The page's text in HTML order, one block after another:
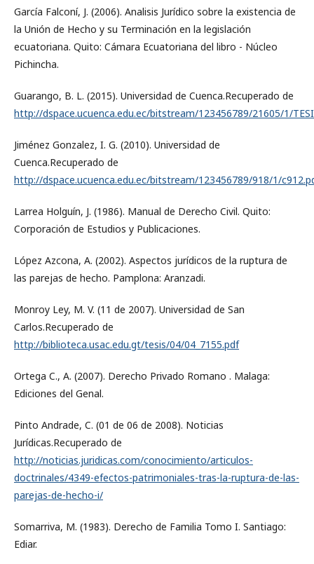
García Falconí, J. (2006). Analisis Jurídico sobre la existencia de
la Unión de Hecho y su Terminación en la legislación
ecuatoriana. Quito: Cámara Ecuatoriana del libro - Núcleo
Pichincha.
Guarango, B. L. (2015). Universidad de Cuenca.Recuperado de
http://dspace.ucuenca.edu.ec/bitstream/123456789/21605/1/
Jiménez Gonzalez, I. G. (2010). Universidad de
Cuenca.Recuperado de
http://dspace.ucuenca.edu.ec/bitstream/123456789/918/1/
Larrea Holguín, J. (1986). Manual de Derecho Civil. Quito:
Corporación de Estudios y Publicaciones.
López Azcona, A. (2002). Aspectos jurídicos de la ruptura de
las parejas de hecho. Pamplona: Aranzadi.
Monroy Ley, M. V. (11 de 2007). Universidad de San
Carlos.Recuperado de
http://biblioteca.usac.edu.gt/tesis/04/04_7155.pdf
Ortega C., A. (2007). Derecho Privado Romano . Malaga:
Ediciones del Genal.
Pinto Andrade, C. (01 de 06 de 2008). Noticias
Jurídicas.Recuperado de
http://noticias.juridicas.com/conocimiento/articulos-
doctrinales/4349-efectos-patrimoniales-tras-la-ruptura-de-las-
parejas-de-hecho-i/
Somarriva, M. (1983). Derecho de Familia Tomo I. Santiago:
Ediar.